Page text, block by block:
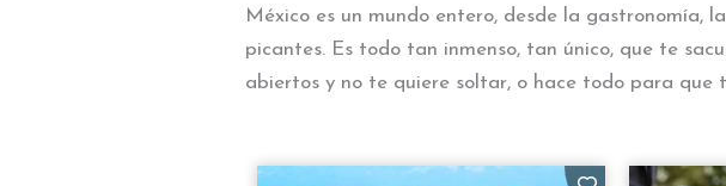
México es un mundo entero, desde la gastronomía,
picantes. Es todo tan inmenso, tan único, que te
abiertos y no te quiere soltar, o hace todo para que